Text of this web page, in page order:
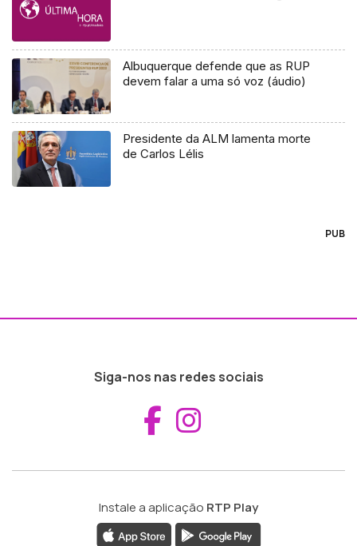
Albuquerque defende que as RUP
devem falar a uma só voz (áudio)
Presidente da ALM lamenta morte
de Carlos Lélis
PUB
Siga-nos nas redes sociais
Aceder ao
Instale a aplicação RTP Play